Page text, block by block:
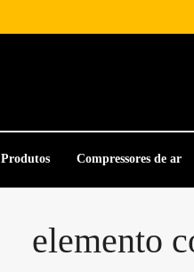
Produtos Compressores de ar
elemento